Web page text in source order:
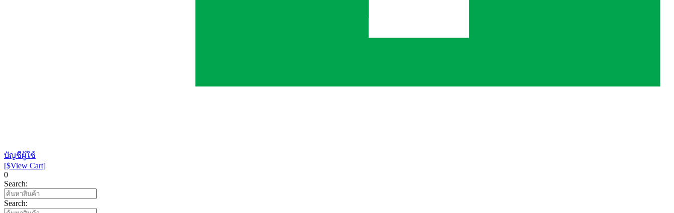
บัญชีผู้ใช้
[$View Cart]
0
Search:
Search: